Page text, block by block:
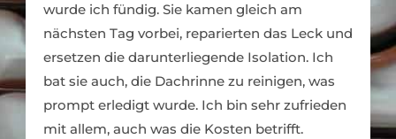
wurde ich fündig. Sie kamen gleich am
nächsten Tag vorbei, reparierten das Leck und
ersetzen die darunterliegende Isolation. Ich
bat sie auch, die Dachrinne zu reinigen, was
prompt erledigt wurde. Ich bin sehr zufrieden
mit allem, auch was die Kosten betrifft.